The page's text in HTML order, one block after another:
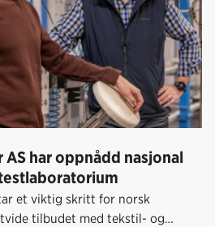
AS har oppnådd nasjonal
et viktig skritt for norsk
tilbudet med tekstil- og